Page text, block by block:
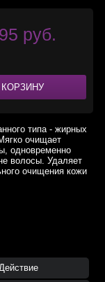
руб.
КОРЗИНУ
типа - жирных
очищает
одновременно
волосы. Удаляет
очищения кожи